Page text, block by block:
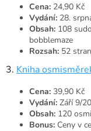
Cena: 24,90 Kč
Vydání: 28.
Obsah: 108
bobblemaze
Rozsah: 52 stran
3. Kniha
Cena: 39,90 Kč
Vydání: Září 9/
Obsah: 120
Bonus: Ceny v